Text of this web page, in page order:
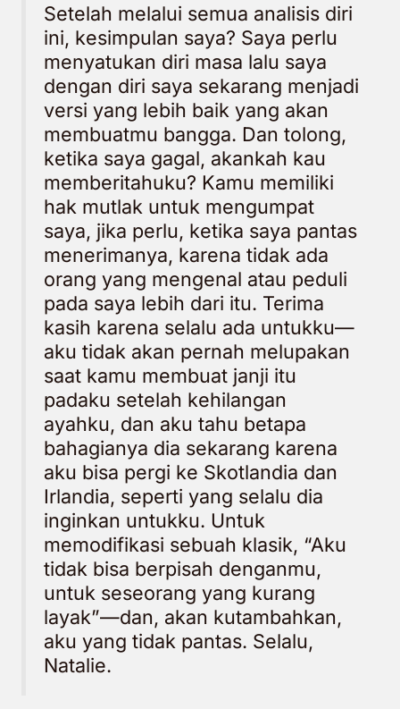
Setelah melalui semua analisis diri
ini, kesimpulan saya? Saya perlu
menyatukan diri masa lalu saya
dengan diri saya sekarang menjadi
versi yang lebih baik yang akan
membuatmu bangga. Dan tolong,
ketika saya gagal, akankah kau
memberitahuku? Kamu memiliki
hak mutlak untuk mengumpat
saya, jika perlu, ketika saya pantas
menerimanya, karena tidak ada
orang yang mengenal atau peduli
pada saya lebih dari itu. Terima
kasih karena selalu ada untukku—
aku tidak akan pernah melupakan
saat kamu membuat janji itu
padaku setelah kehilangan
ayahku, dan aku tahu betapa
bahagianya dia sekarang karena
aku bisa pergi ke Skotlandia dan
Irlandia, seperti yang selalu dia
inginkan untukku. Untuk
memodifikasi sebuah klasik, “Aku
tidak bisa berpisah denganmu,
untuk seseorang yang kurang
layak”—dan, akan kutambahkan,
aku yang tidak pantas. Selalu,
Natalie.